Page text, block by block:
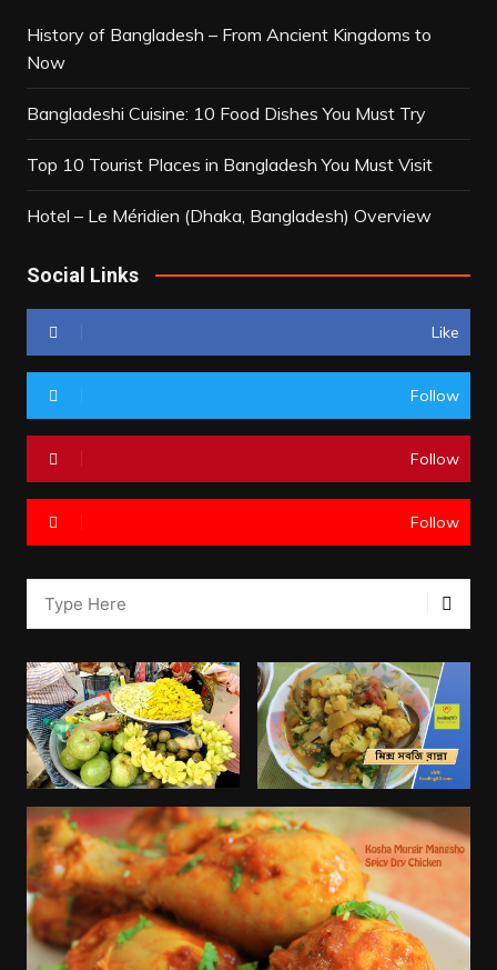
History of Bangladesh – From Ancient Kingdoms to
Now
Bangladeshi Cuisine: 10 Food Dishes You Must Try
Top 10 Tourist Places in Bangladesh You Must Visit
Hotel – Le Méridien (Dhaka, Bangladesh) Overview
Social Links
Like
Follow
Follow
Follow